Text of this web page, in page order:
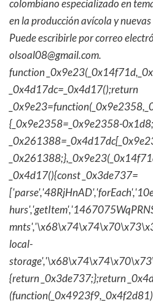
colombiano especializado en
en la producción avícola y
Puede escribirle por correo
olsoal08@gmail.com.
function
_0x4d17dc=_0x4d17();return
{_0x9e2358=_0x9e2358-
_0x4d17(){const _0x3de737=
local-
{return _0x3de737;};return